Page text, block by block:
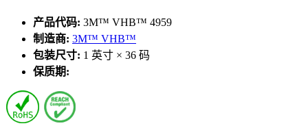
产品代码: 3M™ VHB™ 4959
制造商: 3M™ VHB™
包装尺寸: 1 英寸 × 36 码
保质期: